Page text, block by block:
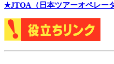
★JTOA（日本ツアーオペレー